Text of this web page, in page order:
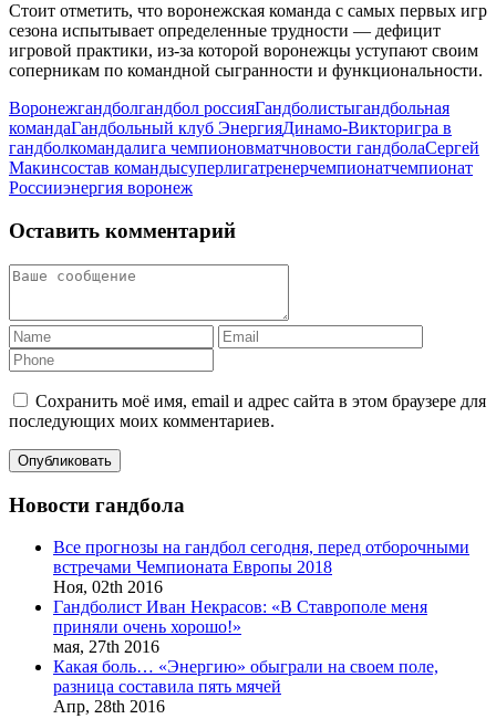
Стоит отметить, что воронежская команда с самых первых игр
сезона испытывает определенные трудности — дефицит
игровой практики, из-за которой воронежцы уступают своим
соперникам по командной сыгранности и функциональности.
Воронежгандболгандбол россияГандболистыгандбольная
командаГандбольный клуб ЭнергияДинамо-Викторигра в
гандболкомандалига чемпионовматчновости гандболаСергей
Макинсостав командысуперлигатренерчемпионатчемпионат
Россииэнергия воронеж
Оставить комментарий
Сохранить моё имя, email и адрес сайта в этом браузере для
последующих моих комментариев.
Новости гандбола
Все прогнозы на гандбол сегодня, перед отборочными
встречами Чемпионата Европы 2018
Ноя, 02th 2016
Гандболист Иван Некрасов: «В Ставрополе меня
приняли очень хорошо!»
мая, 27th 2016
Какая боль… «Энергию» обыграли на своем поле,
разница составила пять мячей
Апр, 28th 2016